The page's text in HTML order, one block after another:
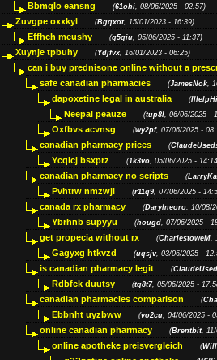
Bbmqlo eansng (61ohi, 08/06/2025 - 02:57)
Zuvgpe oxxkyl (Bgqxot, 15/01/2023 - 16:39)
Effhch meushy (g5qiu, 05/06/2025 - 11:37)
Xuynje tpbuhy (Ydjfvx, 16/01/2023 - 06:25)
can i buy prednisone online without a
safe canadian pharmacies (JamesNok,
dapoxetine legal in australia (
Neepal peauze (tup8l, 06/06/2025 -
Oxfbvs acvnsg (wy2pf, 07/06/2025 -
canadian pharmacy prices (
Ycqicj bsxprz (1k3vo, 05/06/2025 -
canadian pharmacy no scripts (
Pvhtrw nmzwji (r11q9, 07/06/2025 -
canada rx pharmacy (Darylneoro, 10/08/
Ybrhnb supyyu (hougd, 07/06/2025 -
get propecia without rx (CharlestoweM,
Gagyxg htkvzd (uqsjv, 03/06/2025 -
is canadian pharmacy legit (
Rdbfck duutsy (tq8t7, 05/06/2025 -
canadian pharmacies comparison (
Ebbnht uyzbww (vo2cu, 04/06/2025 -
online canadian pharmacy (Brentbit,
online apotheke preisvergleich (